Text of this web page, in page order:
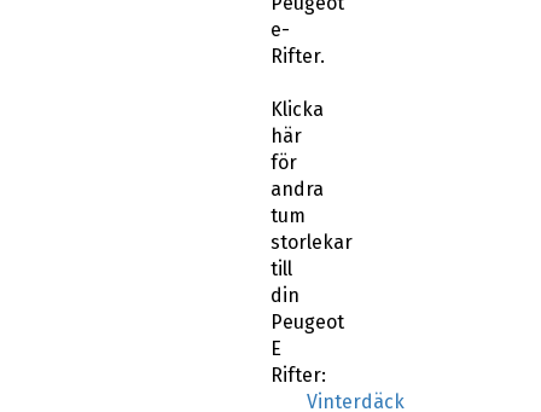
e-
Rifter.
här
för
andra
tum
storlekar
till
din
Peugeot
E
Rifter:
Vinterdäck